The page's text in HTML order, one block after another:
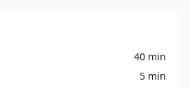
40 min
5 min